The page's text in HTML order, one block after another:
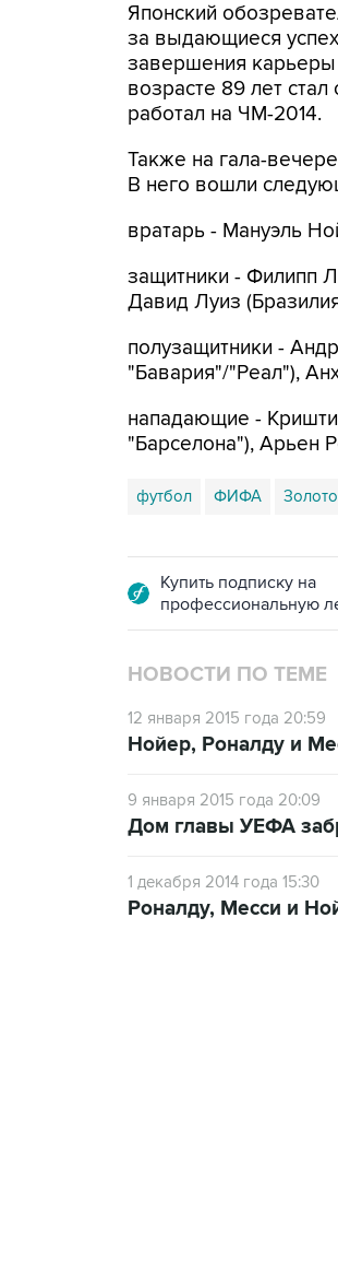
Японский
за выдающиеся
завершения карьеры
возрасте 89 лет
работал на ЧМ-2014.
Также на гала-
В него вошли
вратарь - Мануэль
защитники - Филипп
Давид Луиз
полузащитники -
"Бавария"/"Реал"),
нападающие -
"Барселона"), Арьен
футбол ФИФА
Купить подписку на
профессиональную
НОВОСТИ ПО ТЕМЕ
12 января 2015 года 20:59
Нойер, Роналду и
9 января 2015 года 20:09
Дом главы УЕФА
1 декабря 2014 года 15:30
Роналду, Месси и